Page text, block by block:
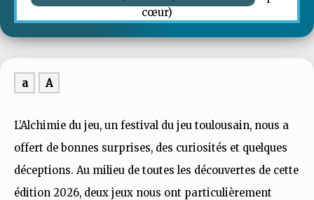
a A
L’Alchimie du jeu, un festival du jeu toulousain, nous a
offert de bonnes surprises, des curiosités et quelques
déceptions. Au milieu de toutes les découvertes de cette
édition 2026, deux jeux nous ont particulièrement